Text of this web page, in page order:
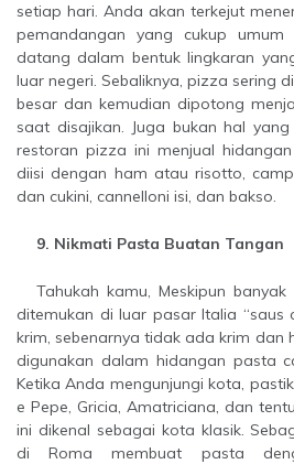
setiap hari. Anda akan terkejut
pemandangan yang cukup
datang dalam bentuk lingkaran
luar negeri. Sebaliknya, pizza sering
besar dan kemudian dipotong
saat disajikan. Juga bukan hal
restoran pizza ini menjual
diisi dengan ham atau risotto,
dan cukini, cannelloni isi, dan bakso.
9. Nikmati Pasta Buatan Tangan
Tahukah kamu, Meskipun banyak merek saus pasta yang
ditemukan di luar pasar Italia “saus
krim, sebenarnya tidak ada krim dan
digunakan dalam hidangan pasta
Ketika Anda mengunjungi kota,
e Pepe, Gricia, Amatriciana, dan
ini dikenal sebagai kota klasik.
di Roma membuat pasta